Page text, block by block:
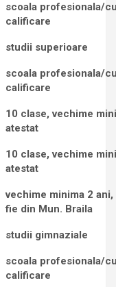
scoala profesionala/
calificare
studii superioare
scoala profesionala/
calificare
10 clase, vechime
atestat
10 clase, vechime
atestat
vechime minima 2
fie din Mun. Braila
studii gimnaziale
scoala profesionala/
calificare